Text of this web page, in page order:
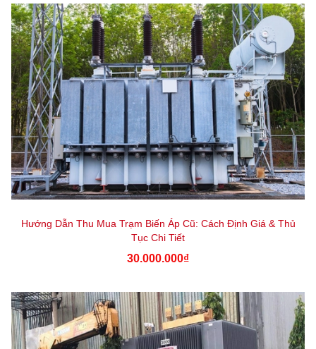
Hướng Dẫn Thu Mua Trạm Biến Áp Cũ: Cách Định Giá & Thủ
Tục Chi Tiết
30.000.000₫